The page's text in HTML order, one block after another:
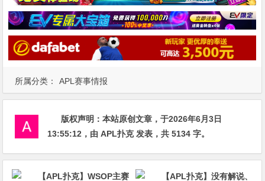
所属分类： APL赛事情报
版权声明：本站原创文章，于2026年6月3日
13:55:12 ，由APL扑克发表，共 5134 字。